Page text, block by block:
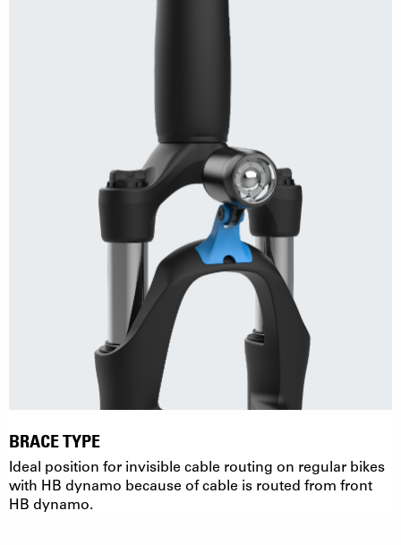
BRACE TYPE
Ideal position for invisible cable routing on regular bikes
with HB dynamo because of cable is routed from front
HB dynamo.